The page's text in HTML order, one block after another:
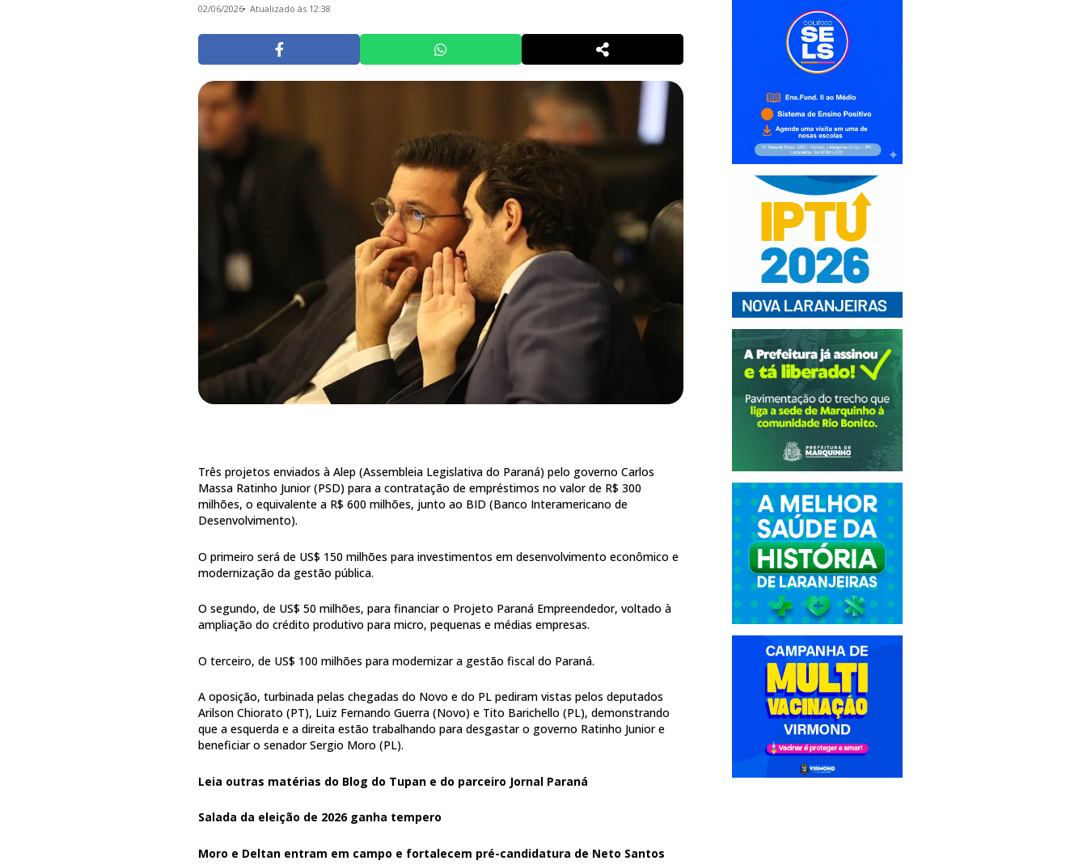
02/06/2026 Atualizado às 12:38
Três projetos enviados à Alep (Assembleia Legislativa do Paraná) pelo governo Carlos
Massa Ratinho Junior (PSD) para a contratação de empréstimos no valor de R$ 300
milhões, o equivalente a R$ 600 milhões, junto ao BID (Banco Interamericano de
Desenvolvimento).
O primeiro será de US$ 150 milhões para investimentos em desenvolvimento econômico e
modernização da gestão pública.
O segundo, de US$ 50 milhões, para financiar o Projeto Paraná Empreendedor, voltado à
ampliação do crédito produtivo para micro, pequenas e médias empresas.
O terceiro, de US$ 100 milhões para modernizar a gestão fiscal do Paraná.
A oposição, turbinada pelas chegadas do Novo e do PL pediram vistas pelos deputados
Arilson Chiorato (PT), Luiz Fernando Guerra (Novo) e Tito Barichello (PL), demonstrando
que a esquerda e a direita estão trabalhando para desgastar o governo Ratinho Junior e
beneficiar o senador Sergio Moro (PL).
Leia outras matérias do Blog do Tupan e do parceiro Jornal Paraná
Salada da eleição de 2026 ganha tempero
Moro e Deltan entram em campo e fortalecem pré-candidatura de Neto Santos